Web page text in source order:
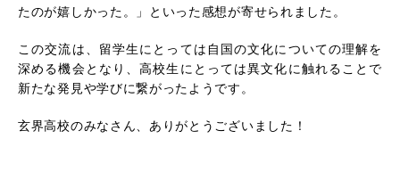
たのが嬉しかった。」といった感想が寄せられました。
この交流は、留学生にとっては自国の文化についての理解を
深める機会となり、高校生にとっては異文化に触れることで
新たな発見や学びに繋がったようです。
玄界高校のみなさん、ありがとうございました！